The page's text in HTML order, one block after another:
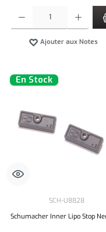
Ajouter aux Notes
En Stock
SCH-U8828
Schumacher Inner Lipo Stop